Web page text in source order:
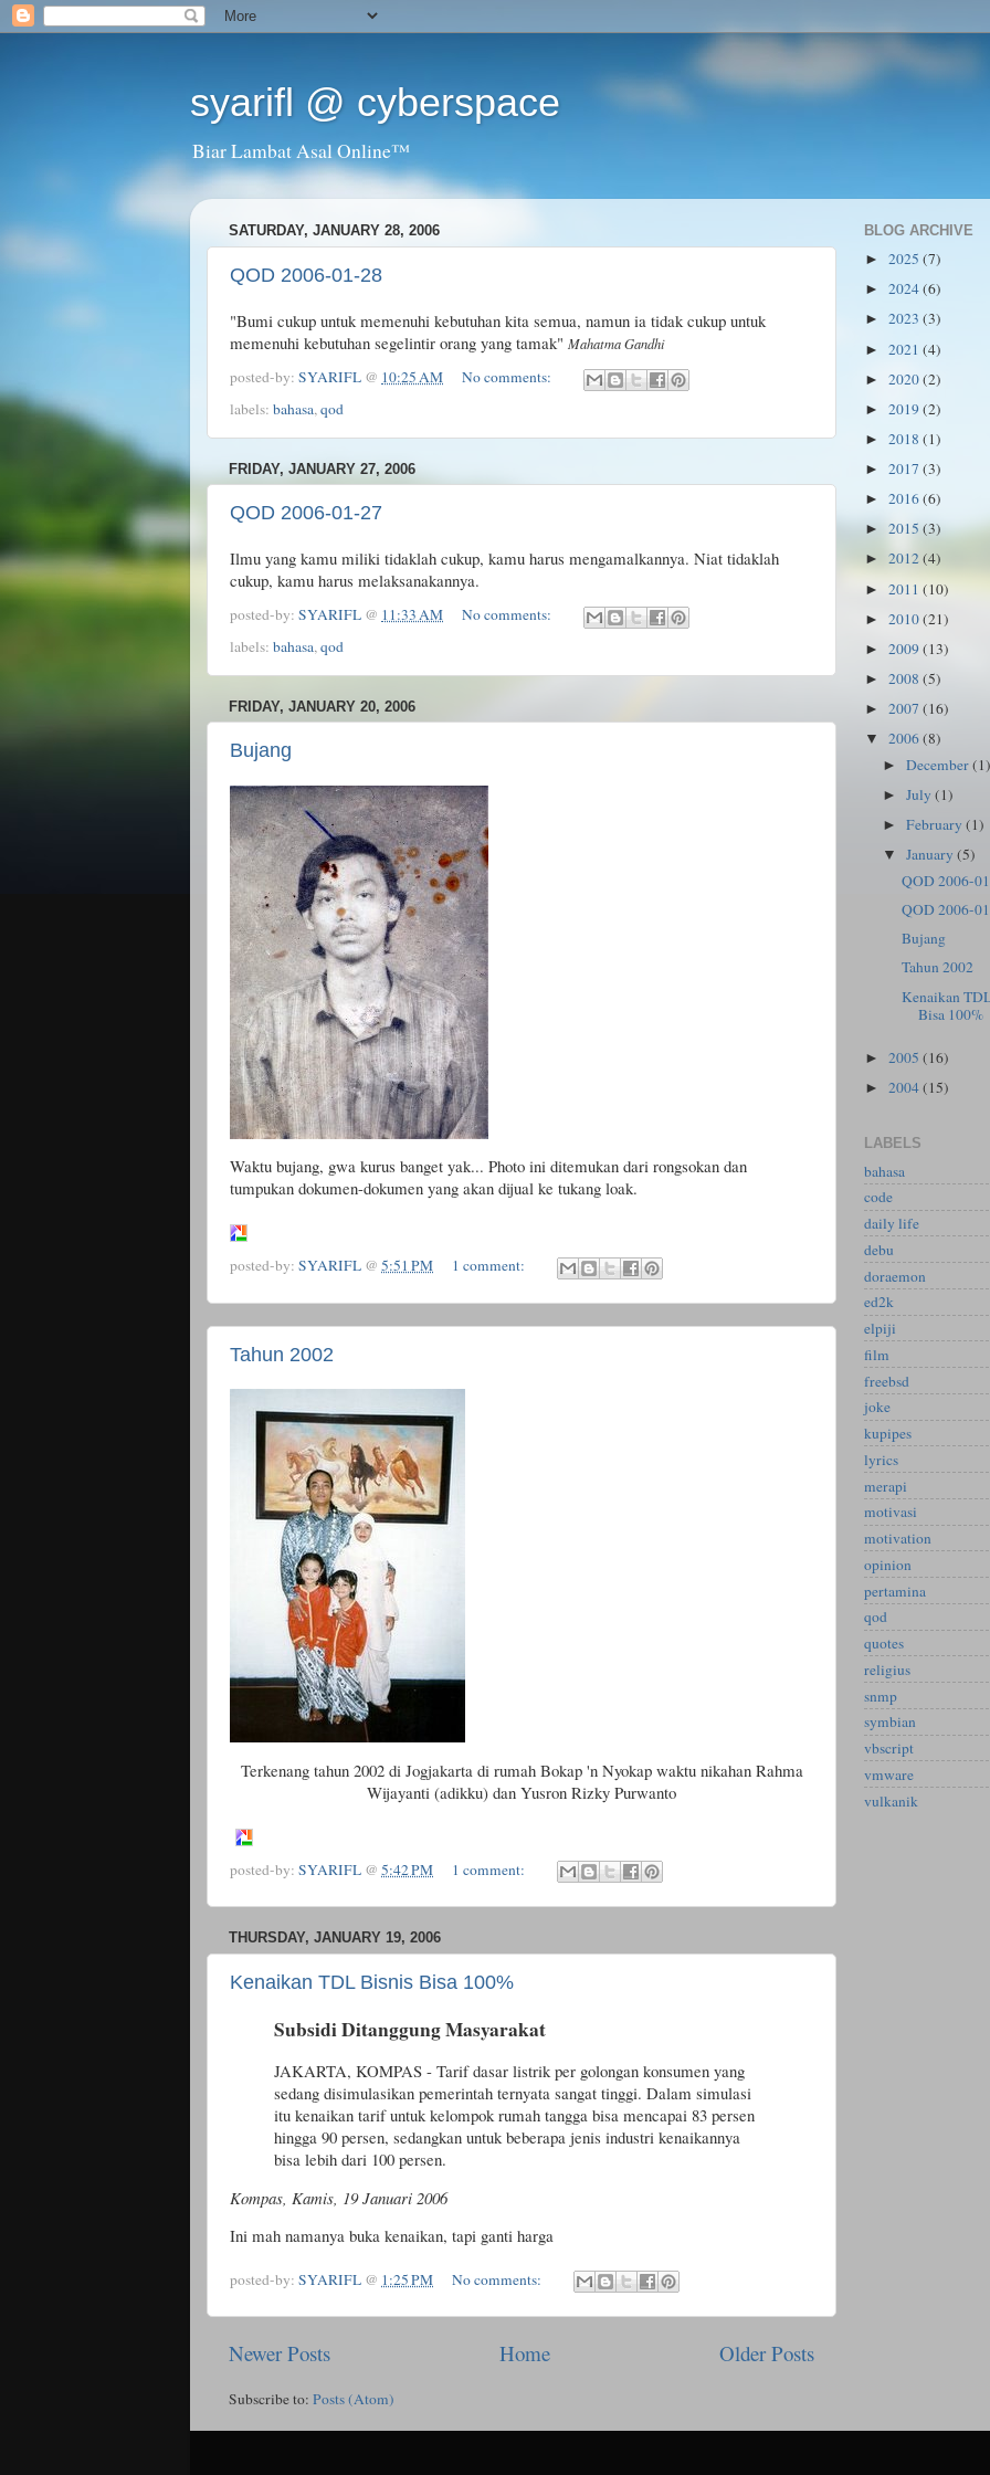
syarifl @ cyberspace
Biar Lambat Asal Online™
SATURDAY, JANUARY 28, 2006
QOD 2006-01-28
"Bumi cukup untuk memenuhi kebutuhan kita semua, namun ia tidak cukup untuk
memenuhi kebutuhan segelintir orang yang tamak" Mahatma Gandhi
posted-by: SYARIFL @ 10:25 AM
No comments:
labels: bahasa, qod
FRIDAY, JANUARY 27, 2006
QOD 2006-01-27
Ilmu yang kamu miliki tidaklah cukup, kamu harus mengamalkannya. Niat tidaklah
cukup, kamu harus melaksanakannya.
posted-by: SYARIFL @ 11:33 AM
No comments:
labels: bahasa,qod
FRIDAY, JANUARY 20, 2006
Bujang
Waktu bujang, gwa kurus banget yak... Photo ini ditemukan dari rongsokan dan
tumpukan dokumen-dokumen yang akan dijual ke tukang loak.
posted-by: SYARIFL @ 5:51 PM 1 comment:
Tahun 2002
Terkenang tahun 2002 di Jogjakarta di rumah Bokap 'n Nyokap waktu nikahan Rahma
Wijayanti (adikku) dan Yusron Rizky Purwanto
posted-by: SYARIFL @ 5:42 PM 1 comment:
THURSDAY, JANUARY 19, 2006
Kenaikan TDL Bisnis Bisa 100%
Subsidi Ditanggung Masyarakat
JAKARTA, KOMPAS - Tarif dasar listrik per golongan konsumen yang
sedang disimulasikan pemerintah ternyata sangat tinggi. Dalam simulasi
itu kenaikan tarif untuk kelompok rumah tangga bisa mencapai 83 persen
hingga 90 persen, sedangkan untuk beberapa jenis industri kenaikannya
bisa lebih dari 100 persen.
Kompas, Kamis, 19 Januari 2006
Ini mah namanya buka kenaikan, tapi ganti harga
posted-by: SYARIFL @ 1:25 PM No comments:
Newer Posts Older Posts
Home
Subscribe to: Posts (Atom)
BLOG ARCHIVE
► 2025 (7)
► 2024(6)
► 2023 (3)
► 2021 (4)
► 2020(2)
► 2019(2)
► 2018 (1)
► 2017 (3)
► 2016(6)
► 2015 (3)
► 2012(4)
► 2011 (10)
► 2010(21)
► 2009(13)
► 2008 (5)
► 2007 (16)
▼ 2006(8)
►December(1)
►July(1)
►February(1)
▼January(5)
QOD 2006-
QOD 2006-
Bujang
Tahun 2002
Kenaikan
Bisa 100%
► 2005 (16)
► 2004(15)
LABELS
bahasa
code
daily life
debu
doraemon
ed2k
elpiji
film
freebsd
joke
kupipes
lyrics
merapi
motivasi
motivation
opinion
pertamina
qod
quotes
religius
snmp
symbian
vbscript
vmware
vulkanik